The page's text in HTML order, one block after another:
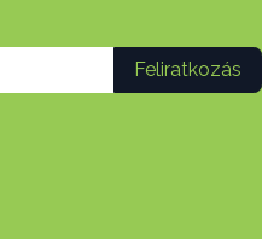
Feliratkozás